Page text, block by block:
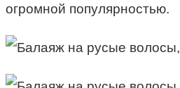
огромной популярностью.